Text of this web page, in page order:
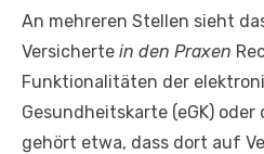
An mehreren Stellen sieht
Versicherte in den Praxen
Funktionalitäten der
Gesundheitskarte (eGK) oder
gehört etwa, dass dort auf